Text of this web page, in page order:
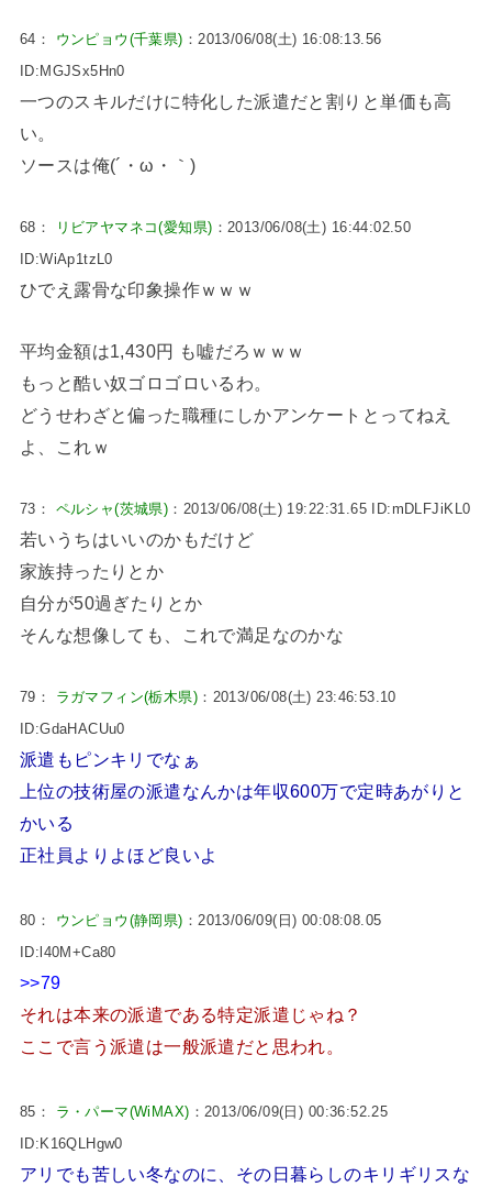
64： ウンピョウ(千葉県) ：2013/06/08(土) 16:08:13.56
ID:MGJSx5Hn0
一つのスキルだけに特化した派遣だと割りと単価も高
い。
ソースは俺(´・ω・｀)
68： リビアヤマネコ(愛知県) ：2013/06/08(土) 16:44:02.50
ID:WiAp1tzL0
ひでえ露骨な印象操作ｗｗｗ
平均金額は1,430円 も嘘だろｗｗｗ
もっと酷い奴ゴロゴロいるわ。
どうせわざと偏った職種にしかアンケートとってねえ
よ、これｗ
73： ペルシャ(茨城県) ：2013/06/08(土) 19:22:31.65 ID:mDLFJiKL0
若いうちはいいのかもだけど
家族持ったりとか
自分が50過ぎたりとか
そんな想像しても、これで満足なのかな
79： ラガマフィン(栃木県) ：2013/06/08(土) 23:46:53.10
ID:GdaHACUu0
派遣もピンキリでなぁ
上位の技術屋の派遣なんかは年収600万で定時あがりと
かいる
正社員よりよほど良いよ
80： ウンピョウ(静岡県) ：2013/06/09(日) 00:08:08.05
ID:l40M+Ca80
>>79
それは本来の派遣である特定派遣じゃね？
ここで言う派遣は一般派遣だと思われ。
85： ラ・パーマ(WiMAX) ：2013/06/09(日) 00:36:52.25
ID:K16QLHgw0
アリでも苦しい冬なのに、その日暮らしのキリギリスな